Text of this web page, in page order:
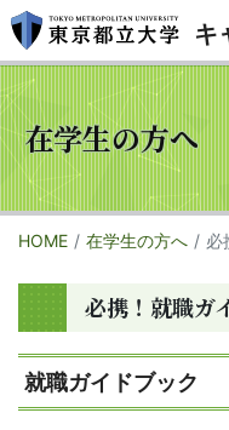
キ
在学生の方へ
HOME 在学生の方へ 必
必携！就職ガ
就職ガイドブック